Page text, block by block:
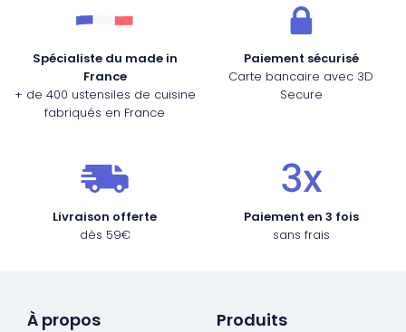
Spécialiste du made in
France
+ de 400 ustensiles de cuisine
fabriqués en France
Paiement sécurisé
Carte bancaire avec 3D
Secure
Livraison offerte
dès 59€
Paiement en 3 fois
sans frais
À propos Produits